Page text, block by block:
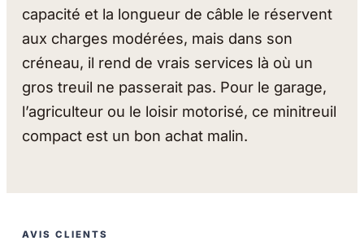
capacité et la longueur de câble le réservent
aux charges modérées, mais dans son
créneau, il rend de vrais services là où un
gros treuil ne passerait pas. Pour le garage,
l’agriculteur ou le loisir motorisé, ce minitreuil
compact est un bon achat malin.
AVIS CLIENTS